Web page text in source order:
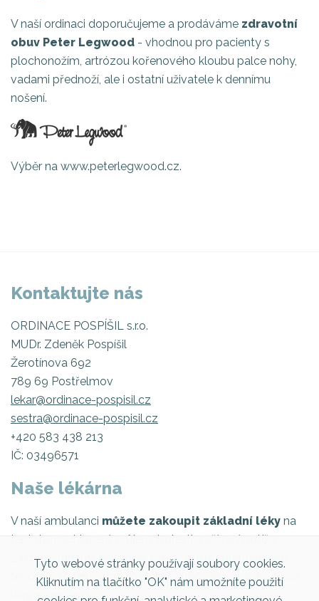
V naší ordinaci doporučujeme a prodáváme zdravotní
obuv Peter Legwood - vhodnou pro pacienty s
plochonožím, artrózou kořenového kloubu palce nohy,
vadami přednoží, ale i ostatní uživatele k dennímu
nošení.
Výběr na www.peterlegwood.cz.
Kontaktujte nás
ORDINACE POSPÍŠIL s.r.o.
MUDr. Zdeněk Pospíšil
Žerotínova 692
789 69 Postřelmov
lekar@ordinace-pospisil.cz
sestra@ordinace-pospisil.cz
+420 583 438 213
IČ: 03496571
Naše lékárna
V naší ambulanci můžete zakoupit základní léky na
teplotu, nachlazení, průjem, bolesti, zažívací potíže,
zácpu, vitamíny, gely, oční kapky, nosní sprej, náplasti,
těhotenské testy (tzv. vyhrazené léčivé přípravky, nikoli
léky na recept).
Tyto webové stránky používají soubory cookies.
Kliknutím na tlačítko "OK" nám umožníte použití